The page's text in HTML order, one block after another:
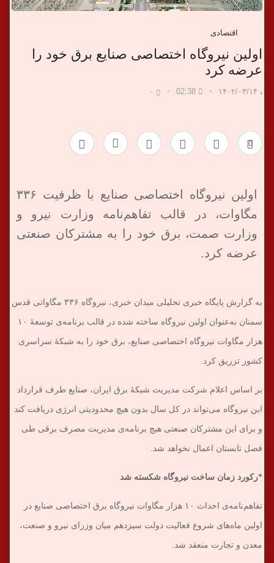
ر
ی
اقتصادی
اولین نیروگاه اختصاصی صنایع برق خود را‌
عرضه کرد
، ۱۴۰۲/۰۳/۱۴ 02:38 ۰
0
اولین نیروگاه اختصاصی صنایع با ظرفیت ۳۳۶
مگاوات، در قالب تفاهم‌نامه وزارت نیرو و
وزارت صمت، برق خود را به مشترکان صنعتی
عرضه کرد.
به گزارش پایگاه خبری تحلیلی میدان خبری، نیروگاه ۳۳۶ مگاواتی قدس
سمنان به‌عنوان اولین نیروگاه ساخته شده در قالب برنامه‌ی توسعۀ ۱۰
هزار مگاوات نیروگاه اختصاصی صنایع، برق خود را به شبکۀ سراسری
کشور تزریق کرد.
بر اساس اعلام شرکت مدیریت شبکۀ برق ایران، صنایع طرف قرارداد
این نیروگاه می‌تواند در کل سال بدون هیچ محدودیتی انرژی دریافت کند
و برای این مشترکان صنعتی هیچ برنامه‌ی مدیریت مصرف برقی طی
فصل تابستان اعمال نخواهد شد.
*رکورد زمان ساخت نیروگاه شکسته شد
تفاهم‌نامه‌ی احداث ۱۰ هزار مگاوات نیروگاه برق اختصاصی صنایع در
اولین ماه‌های شروع فعالیت دولت سیزدهم میان وزرای نیرو و صنعت،
معدن و تجارت منعقد شد.